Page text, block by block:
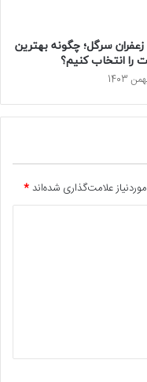
سرگل؛ چگونه بهترین
را انتخاب کنیم؟
علامت‌گذاری شده‌اند*